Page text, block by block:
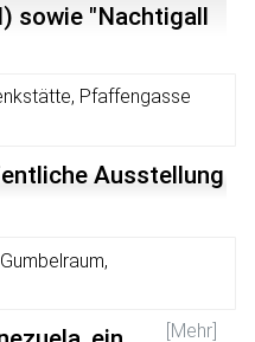
sowie "Nachtigall
(Wien)
Pfaffengasse
Ausstellung
[Mehr]